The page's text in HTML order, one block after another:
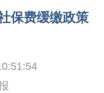
保费缓缴政策